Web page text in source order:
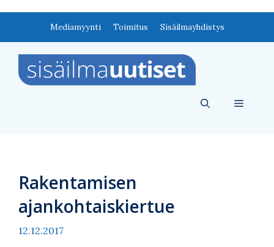
Mediamyynti Toimitus Sisäilmayhdistys
Valikko
Rakentamisen
ajankohtaiskiertue
12.12.2017